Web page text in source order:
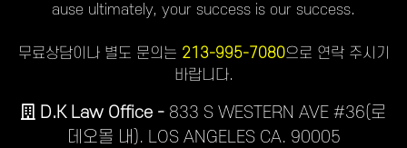
ause ultimately, your success is our success.
무료상담이나 별도 문의는 213-995-7080으로 연락 주시기
바랍니다.
D.K Law Office - 833 S WESTERN AVE #36(로
데오몰 내). LOS ANGELES CA. 90005